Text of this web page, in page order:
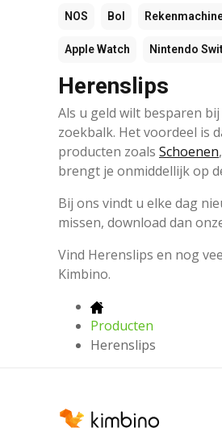
NOS Bol
Apple Watch Nintendo
Herenslips
Als u geld wilt besparen
zoekbalk. Het voordeel is
producten zoals Schoenen,
brengt je onmiddellijk op
Bij ons vindt u elke dag
missen, download dan
Vind Herenslips en nog
Kimbino.
Producten
Herenslips